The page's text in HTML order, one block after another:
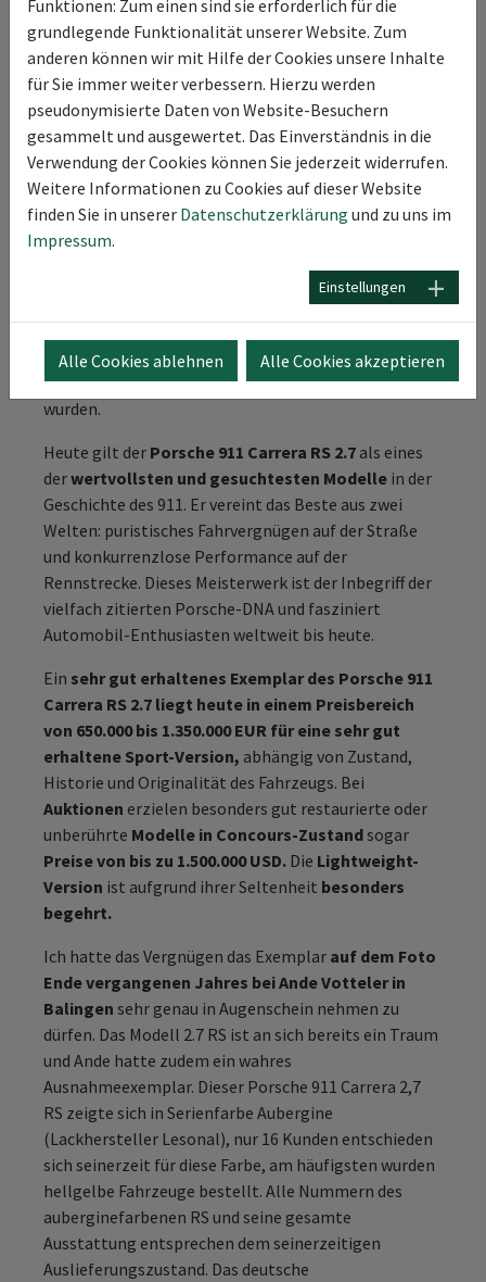
für den Einsatz auf der Rennstrecke in der GT-Klasse
eignete. Aber auch im Rallye-Sport verdiente sich der
RS später seine Meriten.
Porsche verfolgte mit dem Carrera RS 2.7 von Beginn
an ein klares Ziel:Die Homologation für die Gruppe
4 der FIA,was bedeutete, dass mindestens 500
Einheiten gebaut werden mussten. Die Resonanz am
Markt war überwältigend, und innerhalb weniger
Wochen war das Modell komplett ausverkauft. Am
Ende verließen über 1.580 Exemplare die Werkshallen.
ein klarer Beweis für die Begehrlichkeit dieses
sowohl die Touring-Version als auch die leichtere
Sport-Version, von denen nur 200 Stück gebaut
wurden.
Heute gilt der Porsche 911 Carrera RS 2.7 als eines
derwertvollsten und gesuchtesten Modelle in der
Geschichte des 911. Er vereint das Beste aus zwei
Welten: puristisches Fahrvergnügen auf der Straße
und konkurrenzlose Performance auf der
Rennstrecke. Dieses Meisterwerk ist der Inbegriff der
vielfach zitierten Porsche-DNA und fasziniert
Automobil-Enthusiasten weltweit bis heute.
Ein sehr gut erhaltenes Exemplar des Porsche 911
Carrera RS 2.7 liegt heute in einem Preisbereich
von 650.000 bis 1.350.000 EUR für eine sehr gut
erhaltene Sport-Version, abhängig von Zustand,
Historie und Originalität des Fahrzeugs. Bei
Auktionen erzielen besonders gut restaurierte oder
unberührte Modelle in Concours-Zustandsogar
Preise von bis zu 1.500.000 USD. Die Lightweight-
Version ist aufgrund ihrer Seltenheit besonders
begehrt.
Ich hatte das Vergnügen das Exemplar auf dem Foto
Ende vergangenen Jahres bei Ande Votteler in
Balingen sehr genau in Augenschein nehmen zu
dürfen. Das Modell 2.7 RS ist an sich bereits ein Traum
und Ande hatte zudem ein wahres
Ausnahmeexemplar. Dieser Porsche 911 Carrera 2,7
RS zeigte sich in Serienfarbe Aubergine
(Lackhersteller Lesonal), nur 16 Kunden entschieden
sich seinerzeit für diese Farbe, am häufigsten wurden
hellgelbe Fahrzeuge bestellt. Alle Nummern des
auberginefarbenen RS und seine gesamte
Ausstattung entsprechen dem seinerzeitigen
Auslieferungszustand. Das deutsche
Funktionen: Zum einen sind sie erforderlich für die
grundlegende Funktionalität unserer Website. Zum
anderen können wir mit Hilfe der Cookies unsere Inhalte
für Sie immer weiter verbessern. Hierzu werden
pseudonymisierte Daten von Website-Besuchern
gesammelt und ausgewertet. Das Einverständnis in die
Verwendung der Cookies können Sie jederzeit widerrufen.
Weitere Informationen zu Cookies auf dieser Website
finden Sie in unserer Datenschutzerklärung und zu uns im
Impressum.
Einstellungen
Alle Cookies ablehnen Alle Cookies akzeptieren